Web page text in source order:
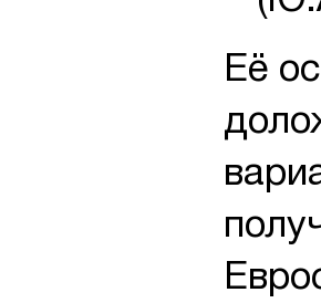
Её